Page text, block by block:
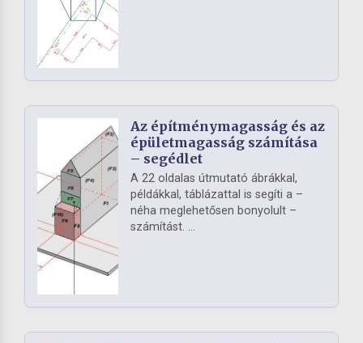
Az építménymagasság és az
épületmagasság számítása
– segédlet
A 22 oldalas útmutató ábrákkal,
példákkal, táblázattal is segíti a –
néha meglehetősen bonyolult –
számítást. ...